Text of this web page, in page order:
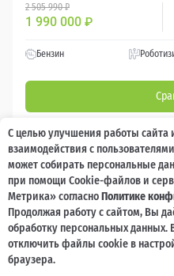
2 505 990 ₽
1 990 000 ₽
Бензин
С целью улучшения работы сайта
взаимодействия с
может собирать персональные
при помощи Cookie-файлов и
Метрика» согласноПолитике
Продолжая работу с сайтом, Вы
обработку персональных данных.
отключить файлы cookie в
браузера.